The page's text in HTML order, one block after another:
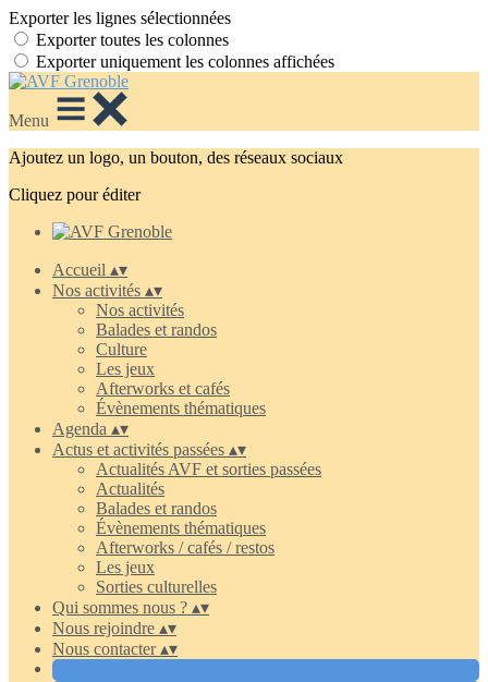
Exporter les lignes sélectionnées
Exporter toutes les colonnes
Exporter uniquement les colonnes affichées
Menu
Ajoutez un logo, un bouton, des réseaux sociaux
Cliquez pour éditer
Accueil ▴▾
Nos activités ▴▾
Nos activités
Balades et randos
Culture
Les jeux
Afterworks et cafés
Évènements thématiques
Agenda ▴▾
Actus et activités passées ▴▾
Actualités AVF et sorties passées
Actualités
Balades et randos
Évènements thématiques
Afterworks / cafés / restos
Les jeux
Sorties culturelles
Qui sommes nous ? ▴▾
Nous rejoindre ▴▾
Nous contacter▴▾